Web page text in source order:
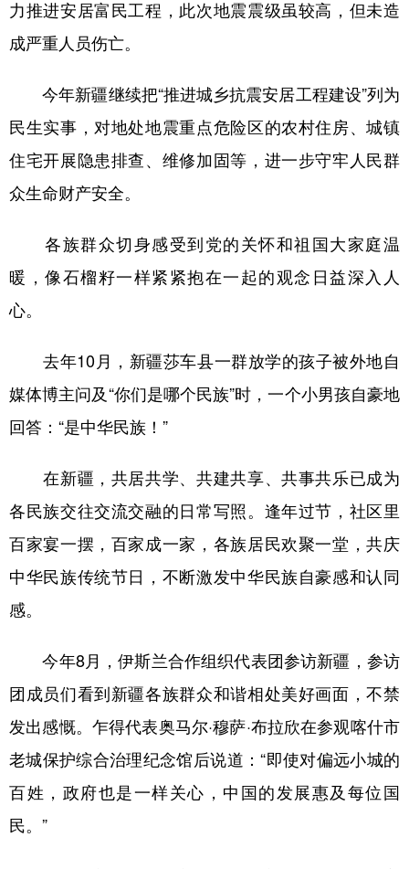
力推进安居富民工程，此次地震震级虽较高，但未造
成严重人员伤亡。
今年新疆继续把“推进城乡抗震安居工程建设”列为
民生实事，对地处地震重点危险区的农村住房、城镇
住宅开展隐患排查、维修加固等，进一步守牢人民群
众生命财产安全。
各族群众切身感受到党的关怀和祖国大家庭温
暖，像石榴籽一样紧紧抱在一起的观念日益深入人
心。
去年10月，新疆莎车县一群放学的孩子被外地自
媒体博主问及“你们是哪个民族”时，一个小男孩自豪地
回答：“是中华民族！”
在新疆，共居共学、共建共享、共事共乐已成为
各民族交往交流交融的日常写照。逢年过节，社区里
百家宴一摆，百家成一家，各族居民欢聚一堂，共庆
中华民族传统节日，不断激发中华民族自豪感和认同
感。
今年8月，伊斯兰合作组织代表团参访新疆，参访
团成员们看到新疆各族群众和谐相处美好画面，不禁
发出感慨。乍得代表奥马尔·穆萨·布拉欣在参观喀什市
老城保护综合治理纪念馆后说道：“即使对偏远小城的
百姓，政府也是一样关心，中国的发展惠及每位国
民。”